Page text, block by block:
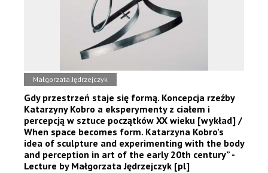
Małgorzata Jędrzejczyk
Gdy przestrzeń staje się formą. Koncepcja rzeźby
Katarzyny Kobro a eksperymenty z ciałem i
percepcją w sztuce początków XX wieku [wykład] /
When space becomes form. Katarzyna Kobro’s
idea of sculpture and experimenting with the body
and perception in art of the early 20th century” -
Lecture by Małgorzata Jędrzejczyk [pl]